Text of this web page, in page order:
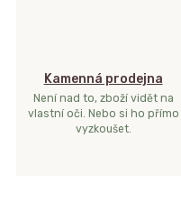
Kamenná prodejna
Není nad to, zboží vidět na
vlastní oči. Nebo si ho přímo
vyzkoušet.